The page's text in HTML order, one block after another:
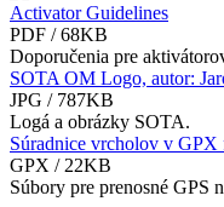
Activator Guidelines
PDF / 68KB
Doporučenia pre
SOTA OM Logo, autor:
JPG / 787KB
Logá a obrázky SOTA.
Súradnice vrcholov v
GPX / 22KB
Súbory pre prenosné GPS